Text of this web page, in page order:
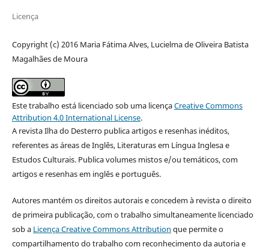
Licença
Copyright (c) 2016 Maria Fátima Alves, Lucielma de Oliveira Batista
Magalhães de Moura
Este trabalho está licenciado sob uma licençaCreative Commons
Attribution 4.0 International License.
A revista Ilha do Desterro publica artigos e resenhas inéditos,
referentes as áreas de Inglês, Literaturas em Língua Inglesa e
Estudos Culturais. Publica volumes mistos e/ou temáticos, com
artigos e resenhas em inglês e português.
Autores mantém os direitos autorais e concedem à revista o direito
de primeira publicação, com o trabalho simultaneamente licenciado
sob a Licença Creative Commons Attribution que permite o
compartilhamento do trabalho com reconhecimento da autoria e